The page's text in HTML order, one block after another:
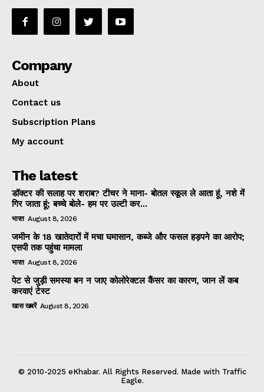
Company
About
Contact us
Subscription Plans
My account
The latest
डॉक्टर की सलाह पर शराब? टीचर ने माना- बोतल स्कूल ले आता हूं, नशे में
गिर जाता हूं; बच्चे बोले- हम पर उल्टी कर...
भारत August 8, 2026
जमीन के 18 खातेदारों में मचा घमासान, कब्जे और फसल हड़पने का आरोप;
एसपी तक पहुंचा मामला
भारत August 8, 2026
पेट से जुड़ी समस्या बन न जाए कोलोरेक्टल कैंसर का कारण, जान लें कब
करवाएं टेस्ट
खास खबरें August 8, 2026
© 2010-2025 eKhabar. All Rights Reserved. Made with Traffic
Eagle.